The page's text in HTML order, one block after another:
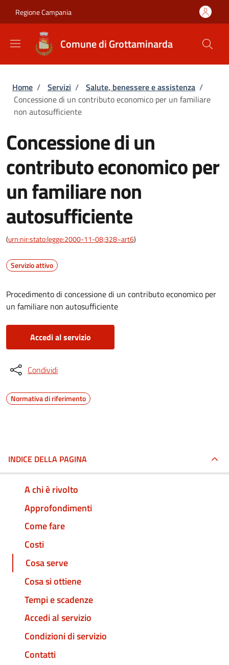
Regione Campania
Comune di Grottaminarda
Briciole di pane
Home / Servizi / Salute, benessere e assistenza /
Concessione di un contributo economico per un familiare
non autosufficiente
Concessione di un
contributo economico per
un familiare non
autosufficiente
(urn:nir:stato:legge:2000-11-08;328~art6)
Servizio attivo
Procedimento di concessione di un contributo economico per
un familiare non autosufficiente
Accedi al servizio
Condividi
Normativa di riferimento
INDICE DELLA PAGINA
A chi è rivolto
Approfondimenti
Come fare
Costi
Cosa serve
Cosa si ottiene
Tempi e scadenze
Accedi al servizio
Condizioni di servizio
Contatti